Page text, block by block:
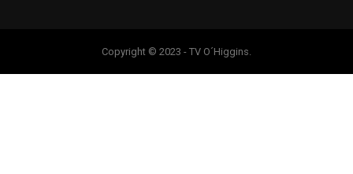
Copyright © 2023 - TV O´Higgins.